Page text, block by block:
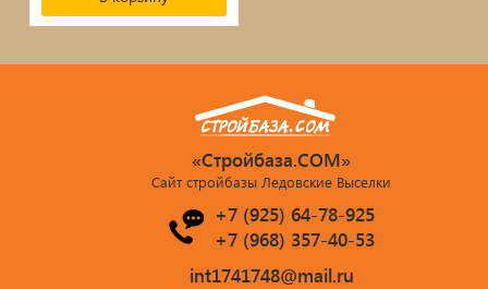
Мангалы
Септики ТОПАС
«Стройбаза.COM»
Сайт стройбазы Ледовские Выселки
+7 (925) 64-78-925
+7 (968) 357-40-53
int1741748@mail.ru